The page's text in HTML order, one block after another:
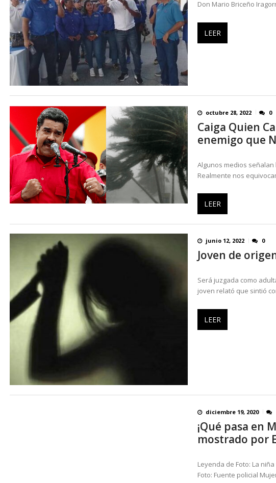
Don Mario Briceño
LEER
octubre 28, 2022 0
Caiga Quien
enemigo que
Algunos medios
Realmente nos
LEER
junio 12, 2022 0
Joven de
Será juzgada como
joven relató que sintió
LEER
diciembre 19, 2020
¡Qué pasa en
mostrado por
Leyenda de Foto: La
Foto: Fuente policial